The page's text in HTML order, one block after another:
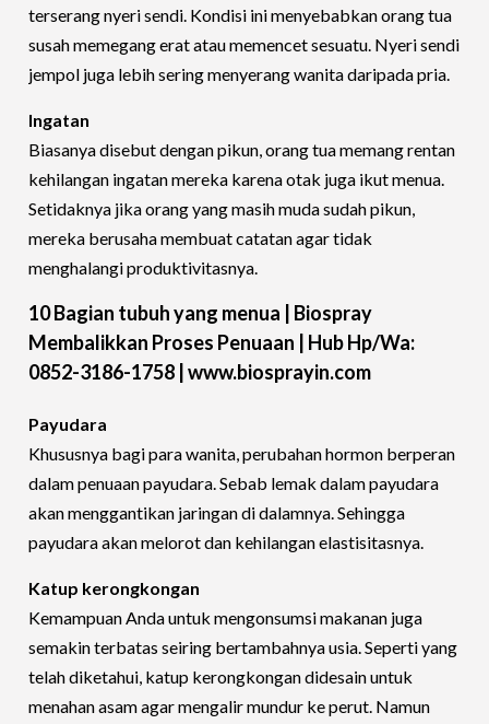
terserang nyeri sendi. Kondisi ini menyebabkan orang tua
susah memegang erat atau memencet sesuatu. Nyeri sendi
jempol juga lebih sering menyerang wanita daripada pria.
Ingatan
Biasanya disebut dengan pikun, orang tua memang rentan
kehilangan ingatan mereka karena otak juga ikut menua.
Setidaknya jika orang yang masih muda sudah pikun,
mereka berusaha membuat catatan agar tidak
menghalangi produktivitasnya.
10 Bagian tubuh yang menua | Biospray
Membalikkan Proses Penuaan | Hub Hp/Wa:
0852-3186-1758 | www.biosprayin.com
Payudara
Khususnya bagi para wanita, perubahan hormon berperan
dalam penuaan payudara. Sebab lemak dalam payudara
akan menggantikan jaringan di dalamnya. Sehingga
payudara akan melorot dan kehilangan elastisitasnya.
Katup kerongkongan
Kemampuan Anda untuk mengonsumsi makanan juga
semakin terbatas seiring bertambahnya usia. Seperti yang
telah diketahui, katup kerongkongan didesain untuk
menahan asam agar mengalir mundur ke perut. Namun